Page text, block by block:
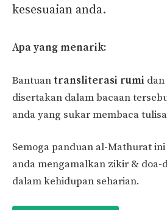
kesesuaian anda.
Apa yang menarik:
Bantuan transliterasi rumi dan
disertakan dalam bacaan
anda yang sukar membaca
Semoga panduan al-Mathurat
anda mengamalkan zikir & doa-
dalam kehidupan seharian.